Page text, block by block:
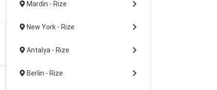
Mardin - Rize
New York - Rize
Antalya - Rize
Berlin - Rize